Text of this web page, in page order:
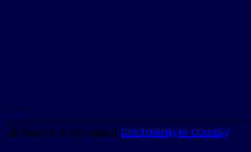
Добавьте в закладки постоянную ссылку.